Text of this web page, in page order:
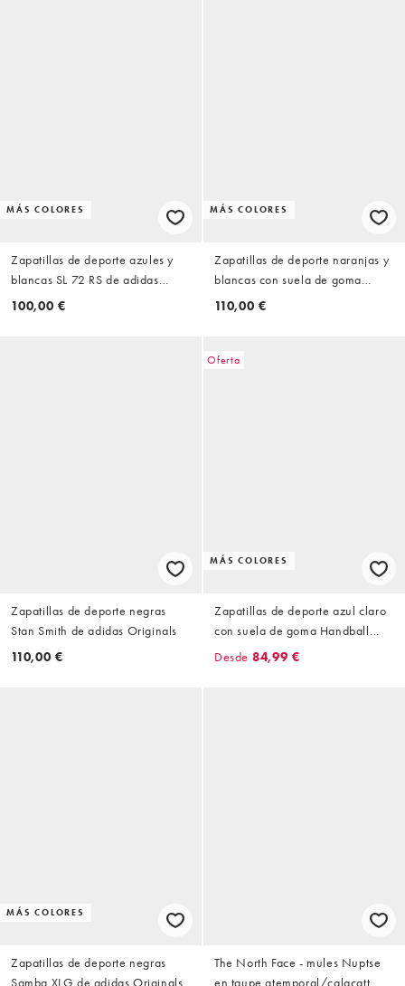
MÁS COLORES
Zapatillas de deporte azules y
blancas SL 72 RS de adidas
Originals
100,00 €
MÁS COLORES
Zapatillas de deporte naranjas y
blancas con suela de goma
Handball Spezial de adidas
110,00 €
Zapatillas de deporte negras
Stan Smith de adidas Originals
110,00 €
Oferta
MÁS COLORES
Zapatillas de deporte azul claro
con suela de goma Handball
Spezial de adidas Originals
Desde 84,99 €
MÁS COLORES
Zapatillas de deporte negras
Samba XLG de adidas Originals
The North Face - mules Nuptse
en taupe atemporal/calacatt